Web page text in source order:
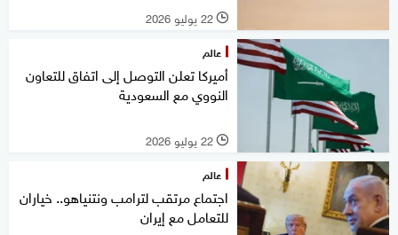
l 22 يوليو 2026
عالم
أميركا تعلن التوصل إلى اتفاق للتعاون
النووي مع السعودية
l 22 يوليو 2026
عالم
اجتماع مرتقب لترامب ونتنياهو.. خياران
للتعامل مع إيران